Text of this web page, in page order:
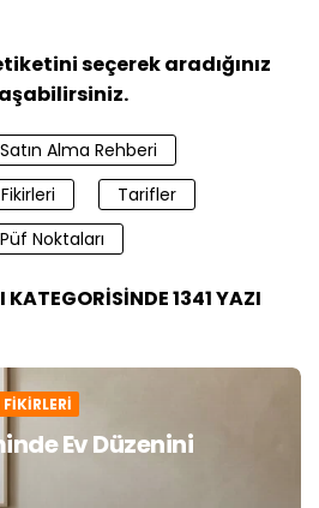
seçerek aradığınız
Satın Alma Rehberi
Tarifler
Püf Noktaları
KATEGORISINDE 1341 YAZI
Ev Düzenini